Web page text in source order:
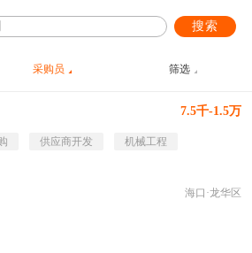
搜索
采购员 筛选
7.5千-1.5万
供应商开发
机械工程
海口·龙华区